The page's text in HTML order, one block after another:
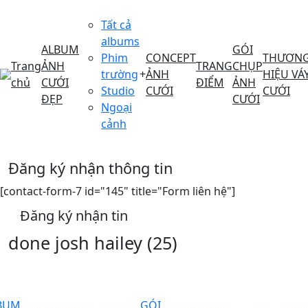
Trang
chủ
ALBUM
ẢNH
CƯỚI
ĐẸP
Tất cả
albums
Phim
trường
Studio
Ngoại
cảnh
+
CONCEPT
ẢNH
CƯỚI
TRANG
ĐIỂM
GÓI
CHỤP
ẢNH
CƯỚI
HIỆU
CƯỚI
Đăng ký nhận thông tin
[contact-form-7 id="145" title="Form liên hệ"]
Đăng ký nhận tin
done josh hailey (25)